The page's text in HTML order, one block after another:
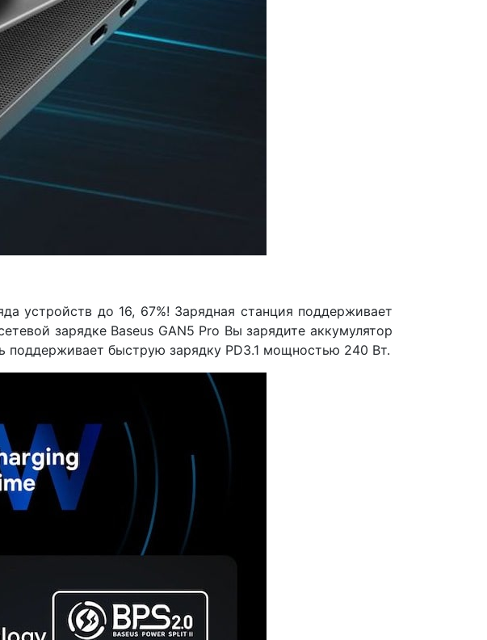
устройств до 16, 67%! Зарядная станция поддерживает
зарядке Baseus GAN5 Pro Вы зарядите аккумулятор
поддерживает быструю зарядку PD3.1 мощностью 240 Вт.